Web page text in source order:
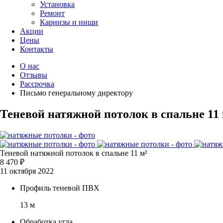
Установка
Ремонт
Карнизы и ниши
Акции
Цены
Контакты
О нас
Отзывы
Рассрочка
Письмо генеральному директору
Теневой натяжной потолок в спальне 11
Теневой натяжной потолок в спальне 11 м²
8 470 ₽
11 октября 2022
Профиль теневой ПВХ
13 м